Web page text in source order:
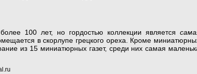
100 лет, но гордостью коллекции является
в скорлупе грецкого ореха. Кроме
из 15 миниатюрных газет, среди них самая